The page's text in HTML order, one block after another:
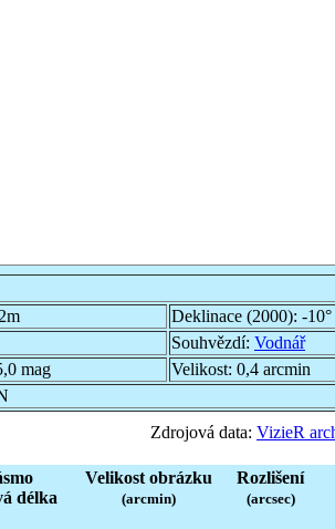
Deklinace (2000): -
Souhvězdí: Vodnář
mag Velikost: 0,4 arcmin
Zdrojová data: VizieR
délka
Velikost obrázku
(arcmin)
Rozlišení
(arcsec)